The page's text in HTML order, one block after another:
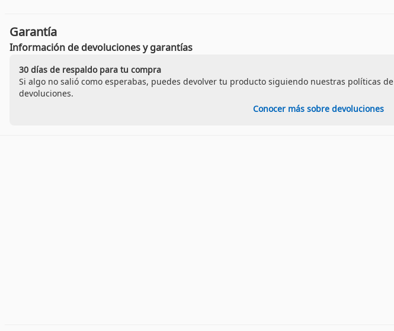
Garantía
Información de devoluciones y garantías
30 días de respaldo para tu compra
Si algo no salió como esperabas, puedes devolver tu producto siguiendo nuestras políticas de
devoluciones.
Conocer más sobre devoluciones